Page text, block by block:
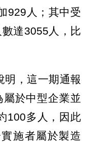
929人；其中受
達3055人，比
明，這一期通報
於中型企業並
100多人，因此
施者屬於製造